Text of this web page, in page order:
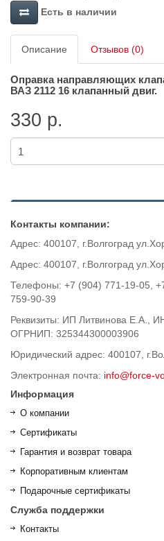
Есть в наличии
Описание Отзывов (0)
Оправка направляющих
ВАЗ 2112 16 клапанный двиг.
330 р.
Контакты компании:
Адрес: 400107, г.Волгоград
Адрес: 400107, г.Волгоград
Телефоны: +7 (904) 771-19-05,
759-90-39
Реквизиты: ИП Литвинова Е.А.,
ОГРНИП: 325344300003906
Юридический адрес: 400107,
Электронная почта: info@force-
Информация
О компании
Сертификаты
Гарантия и возврат товара
Корпоративным клиентам
Подарочные сертификаты
Служба поддержки
Контакты